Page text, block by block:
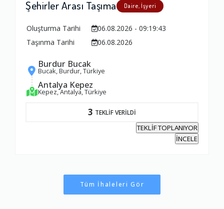
Şehirler Arası Taşıma Daire, İşyeri
Oluşturma Tarihi
06.08.2026 - 09:19:43
Taşınma Tarihi
06.08.2026
Burdur Bucak
Bucak, Burdur, Türkiye
Antalya Kepez
Kepez, Antalya, Türkiye
3 TEKLİF VERİLDİ
TEKLİF TOPLANIYOR
İNCELE
Tüm İhaleleri Gör